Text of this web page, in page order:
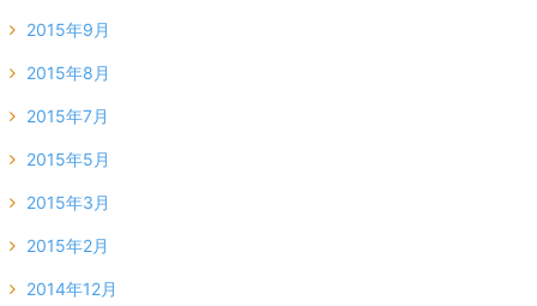
2015年9月
2015年8月
2015年7月
2015年5月
2015年3月
2015年2月
2014年12月